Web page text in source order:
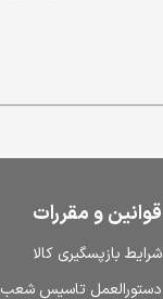
قوانین و مقررات
شرایط بازپسگیری کالا
دستورالعمل تاسیس شعب